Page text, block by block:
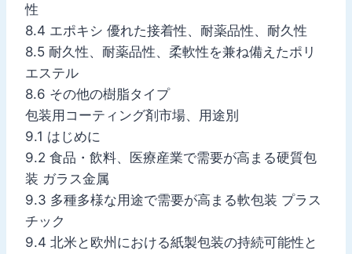
性
8.4 エポキシ 優れた接着性、耐薬品性、耐久性
8.5 耐久性、耐薬品性、柔軟性を兼ね備えたポリ
エステル
8.6 その他の樹脂タイプ
包装用コーティング剤市場、用途別
9.1 はじめに
9.2 食品・飲料、医療産業で需要が高まる硬質包
装 ガラス金属
9.3 多種多様な用途で需要が高まる軟包装 プラス
チック
9.4 北米と欧州における紙製包装の持続可能性と